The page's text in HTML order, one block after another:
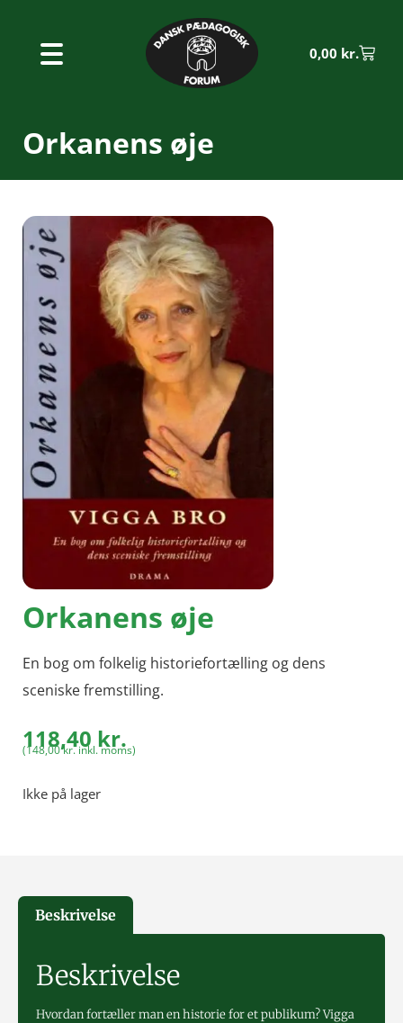
0,00 kr.
Orkanens øje
Orkanens øje
En bog om folkelig historiefortælling og dens
sceniske fremstilling.
118,40kr.
(148,00kr.inkl. moms)
Ikke på lager
Beskrivelse
Beskrivelse
Hvordan fortæller man en historie for et publikum? Vigga